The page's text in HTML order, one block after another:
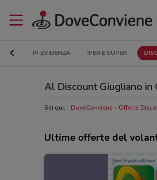
IN EVIDENZA IPER E SUPER
Al Discount Giugliano in
Sei qui: DoveConviene Offerte
Ultime offerte del